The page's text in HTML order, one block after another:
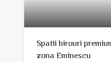
Spatii birouri
zona Eminescu